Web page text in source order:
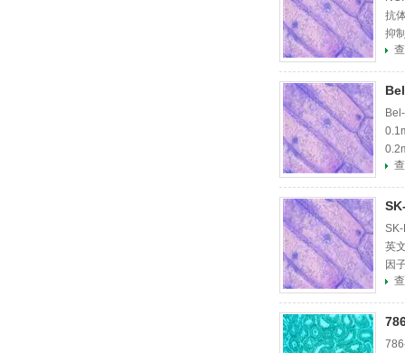
抗
抑
素
英
因
体